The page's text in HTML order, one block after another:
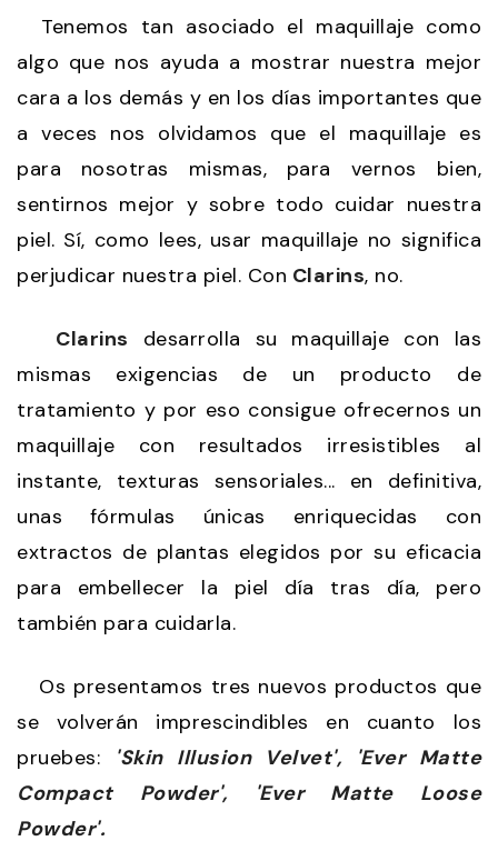
Tenemos tan asociado el maquillaje como
algo que nos ayuda a mostrar nuestra mejor
cara a los demás y en los días importantes que
a veces nos olvidamos que el maquillaje es
para nosotras mismas, para vernos bien,
sentirnos mejor y sobre todo cuidar nuestra
piel. Sí, como lees, usar maquillaje no significa
perjudicar nuestra piel. Con Clarins, no.
Clarins desarrolla su maquillaje con las
mismas exigencias de un producto de
tratamiento y por eso consigue ofrecernos un
maquillaje con resultados irresistibles al
instante, texturas sensoriales... en definitiva,
unas fórmulas únicas enriquecidas con
extractos de plantas elegidos por su eficacia
para embellecer la piel día tras día, pero
también para cuidarla.
Os presentamos tres nuevos productos que
se volverán imprescindibles en cuanto los
pruebes:
'Skin Illusion Velvet', 'Ever Matte
Compact Powder', 'Ever Matte Loose
Powder'.